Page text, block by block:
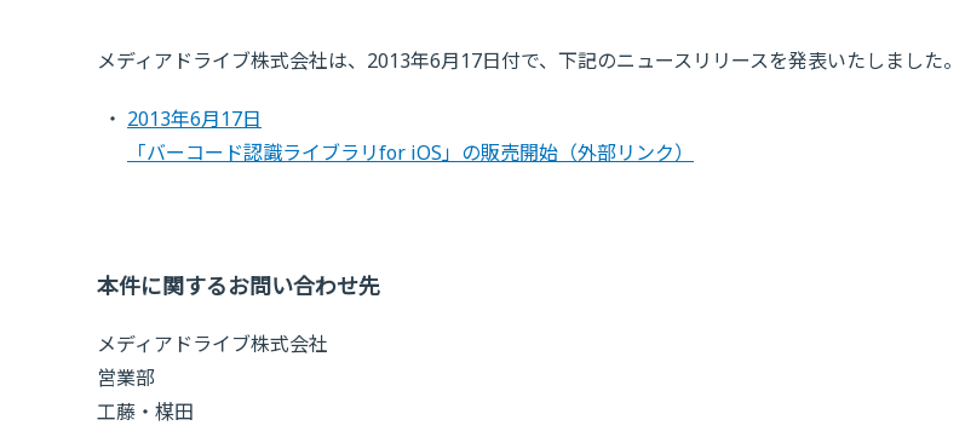
メディアドライブ株式会社は、2013年6月17日付で、下記のニュースリリースを発表いたしました。
2013年6月17日
「バーコード認識ライブラリfor iOS」の販売開始 （外部リンク）
本件に関するお問い合わせ先
メディアドライブ株式会社
営業部
工藤・楳田